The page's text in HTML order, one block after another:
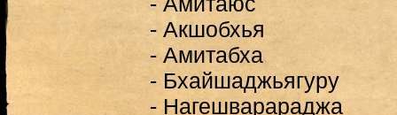
- Акшобхья
- Амитабха
- Бхайшаджьягуру
- Нагешварараджа